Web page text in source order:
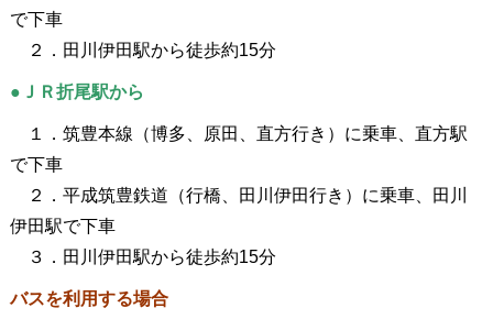
で下車
２．田川伊田駅から徒歩約15分
●ＪＲ折尾駅から
１．筑豊本線（博多、原田、直方行き）に乗車、直方駅
で下車
２．平成筑豊鉄道（行橋、田川伊田行き）に乗車、田川
伊田駅で下車
３．田川伊田駅から徒歩約15分
バスを利用する場合